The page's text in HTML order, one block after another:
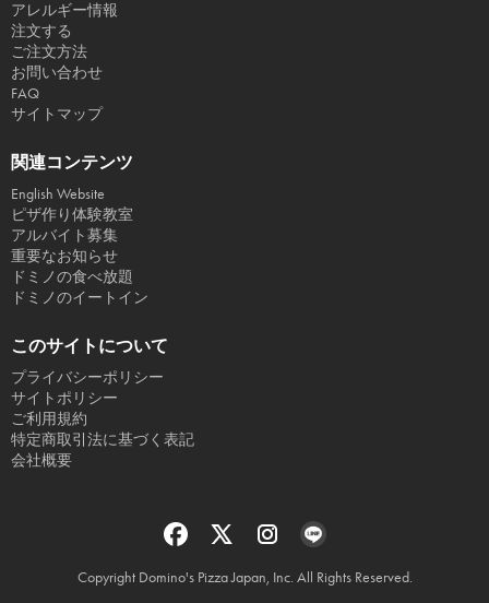
アレルギー情報
注文する
ご注文方法
お問い合わせ
FAQ
サイトマップ
関連コンテンツ
English Website
ピザ作り体験教室
アルバイト募集
重要なお知らせ
ドミノの食べ放題
ドミノのイートイン
このサイトについて
プライバシーポリシー
サイトポリシー
ご利用規約
特定商取引法に基づく表記
会社概要
Copyright Domino's Pizza Japan, Inc. All Rights Reserved.